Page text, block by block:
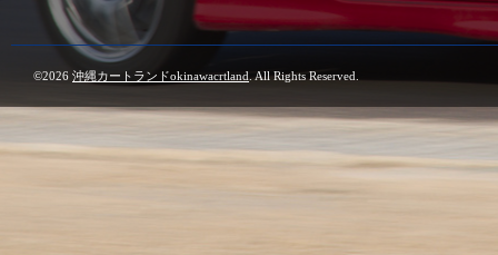
©2026 沖縄カートランドokinawacrtland . All Rights Reserved.